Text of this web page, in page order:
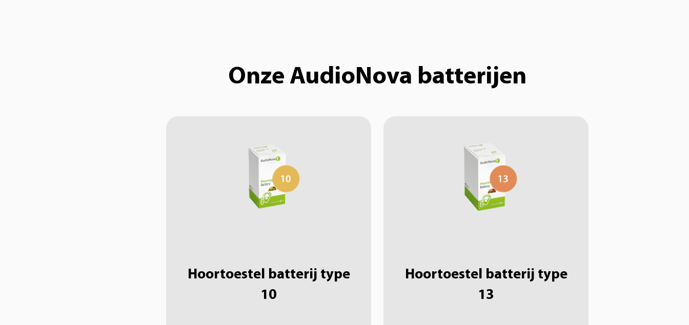
Onze AudioNova batterijen
Hoortoestel batterij type
10
Hoortoestel batterij type
13